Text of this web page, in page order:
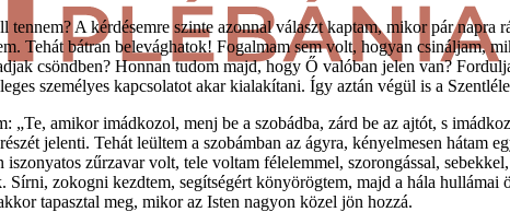
A kérdésemre szinte azonnal választ kaptam, mikor pár
Tehát bátran belevághatok! Fogalmam sem volt, hogyan
csöndben? Honnan tudom majd, hogy Ő valóban jelen van?
személyes kapcsolatot akar kialakítani. Így aztán végül is a
„Te, amikor imádkozol, menj be a szobádba, zárd be az ajtót, s
jelenti. Tehát leültem a szobámban az ágyra, kényelmesen hátam
zűrzavar volt, tele voltam félelemmel, szorongással,
zokogni kezdtem, segítségért könyörögtem, majd a hála hullámai
tapasztal meg, mikor az Isten nagyon közel jön hozzá.